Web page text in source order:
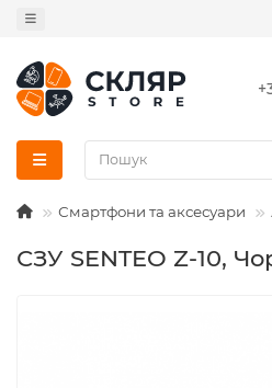
Смартфони та аксесуари
СЗУ SENTEO Z-10,